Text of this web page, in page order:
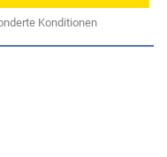
Konditionen